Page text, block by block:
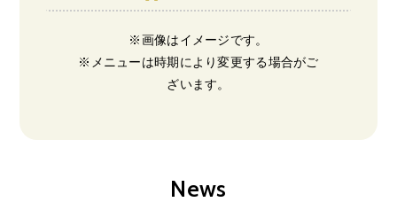
※画像はイメージです。
※メニューは時期により変更する場合がご
ざいます。
News